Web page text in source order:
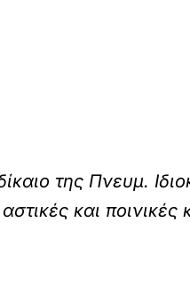
της Πνευμ.
και